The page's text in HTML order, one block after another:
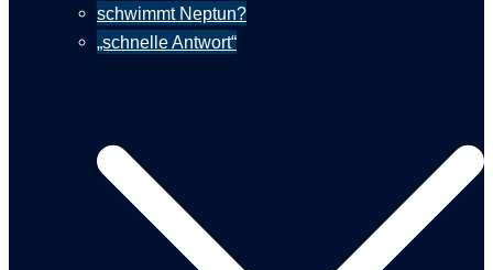
schwimmt Neptun?
„schnelle Antwort“